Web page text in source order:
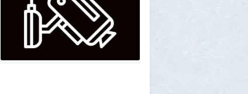
5 августа 2026, 16:29
Новые закрытые контейнерные
площадки протестируют в Магадане
Frumas 5 августа 2026, 01:12
2000 лет никто не замечал, а ИИ увидел: